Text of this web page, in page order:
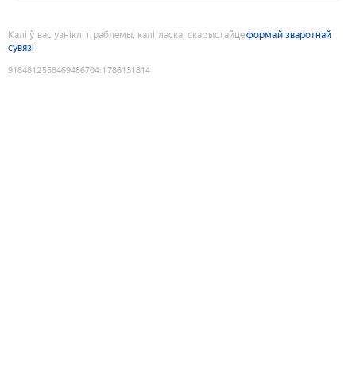
Калі ў вас узніклі праблемы, калі ласка, скарыстайцеформай зваротнай
сувязі
9184812558469486704:1786131814